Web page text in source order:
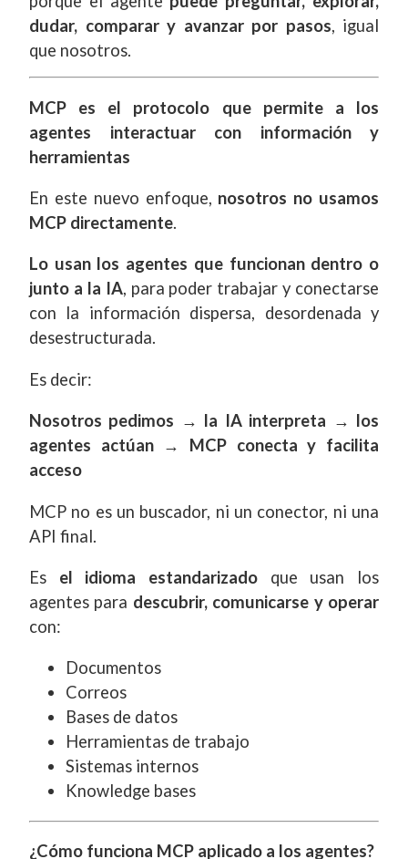
dudar, comparar y avanzar por pasos, igual
que nosotros.
MCP es el protocolo que permite a los
agentes interactuar con información y
herramientas
En este nuevo enfoque, nosotros no usamos
MCP directamente.
Lo usan los agentes que funcionan dentro o
junto a la IA, para poder trabajar y conectarse
con la información dispersa, desordenada y
desestructurada.
Es decir:
Nosotros pedimos → la IA interpreta → los
agentes actúan → MCP conecta y facilita
acceso
MCP no es un buscador, ni un conector, ni una
API final.
Es el idioma estandarizado que usan los
agentes para descubrir, comunicarse y operar
con:
Documentos
Correos
Bases de datos
Herramientas de trabajo
Sistemas internos
Knowledge bases
¿Cómo funciona MCP aplicado a los agentes?